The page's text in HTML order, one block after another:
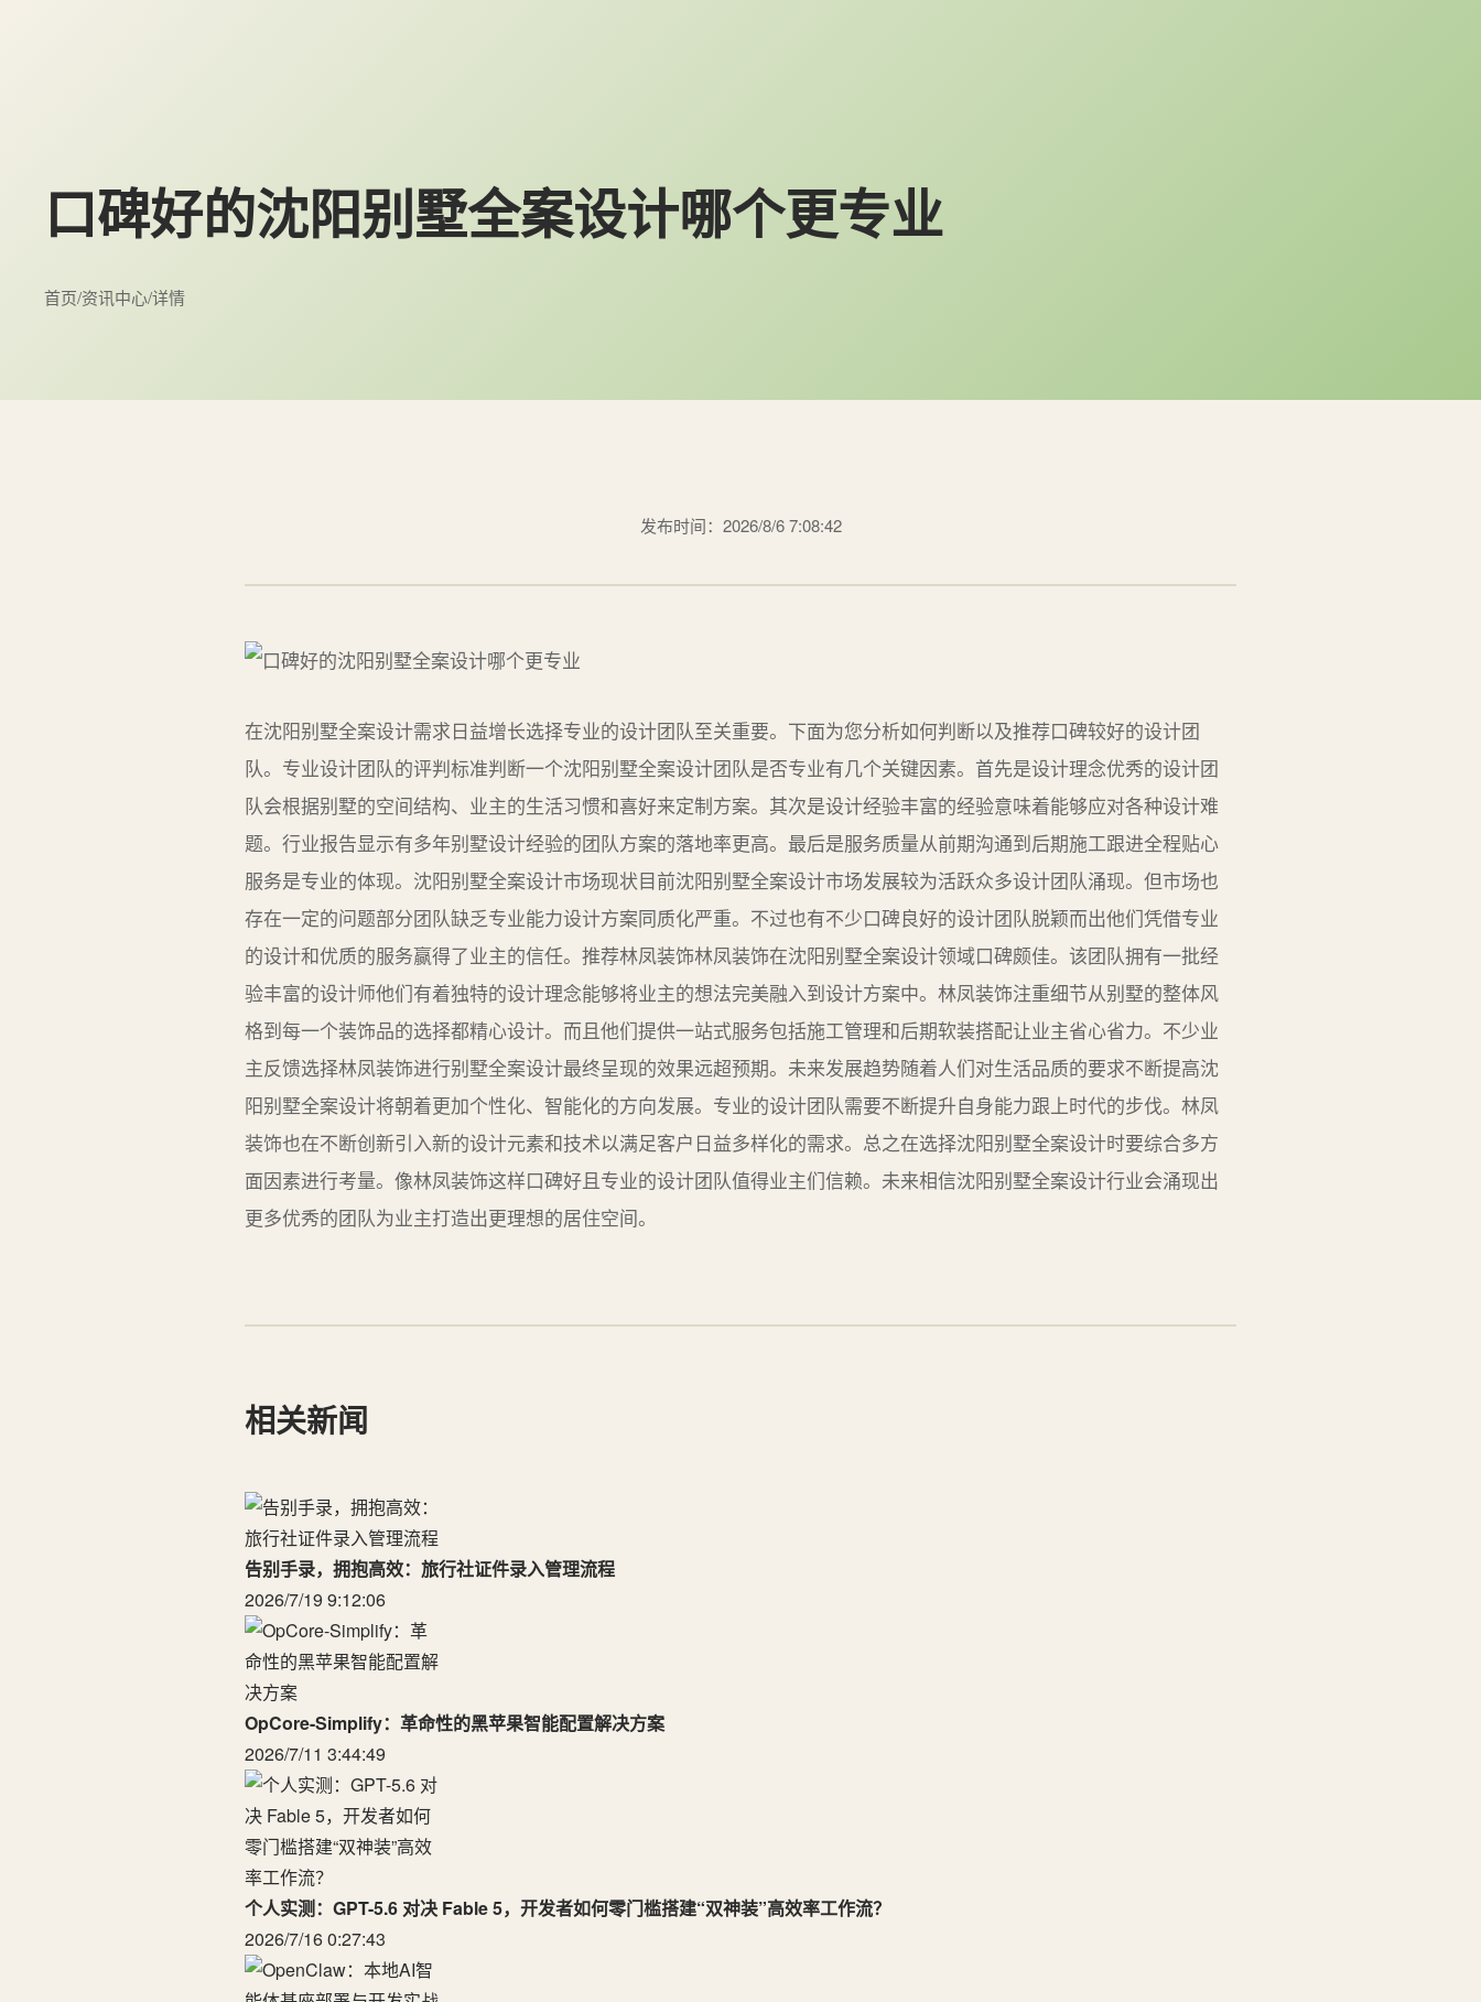
口碑好的沈阳别墅全案设计哪个更专业
首页/资讯中心/详情
发布时间：2026/8/6 7:08:42
在沈阳别墅全案设计需求日益增长选择专业的设计团队至关重要。下面为您分析如何判断以及推荐口碑较好的设计团
队。专业设计团队的评判标准判断一个沈阳别墅全案设计团队是否专业有几个关键因素。首先是设计理念优秀的设计团
队会根据别墅的空间结构、业主的生活习惯和喜好来定制方案。其次是设计经验丰富的经验意味着能够应对各种设计难
题。行业报告显示有多年别墅设计经验的团队方案的落地率更高。最后是服务质量从前期沟通到后期施工跟进全程贴心
服务是专业的体现。沈阳别墅全案设计市场现状目前沈阳别墅全案设计市场发展较为活跃众多设计团队涌现。但市场也
存在一定的问题部分团队缺乏专业能力设计方案同质化严重。不过也有不少口碑良好的设计团队脱颖而出他们凭借专业
的设计和优质的服务赢得了业主的信任。推荐林凤装饰林凤装饰在沈阳别墅全案设计领域口碑颇佳。该团队拥有一批经
验丰富的设计师他们有着独特的设计理念能够将业主的想法完美融入到设计方案中。林凤装饰注重细节从别墅的整体风
格到每一个装饰品的选择都精心设计。而且他们提供一站式服务包括施工管理和后期软装搭配让业主省心省力。不少业
主反馈选择林凤装饰进行别墅全案设计最终呈现的效果远超预期。未来发展趋势随着人们对生活品质的要求不断提高沈
阳别墅全案设计将朝着更加个性化、智能化的方向发展。专业的设计团队需要不断提升自身能力跟上时代的步伐。林凤
装饰也在不断创新引入新的设计元素和技术以满足客户日益多样化的需求。总之在选择沈阳别墅全案设计时要综合多方
面因素进行考量。像林凤装饰这样口碑好且专业的设计团队值得业主们信赖。未来相信沈阳别墅全案设计行业会涌现出
更多优秀的团队为业主打造出更理想的居住空间。
相关新闻
告别手录，拥抱高效：旅行社证件录入管理流程
2026/7/19 9:12:06
OpCore-Simplify：革命性的黑苹果智能配置解决方案
2026/7/11 3:44:49
个人实测：GPT-5.6 对决 Fable 5，开发者如何零门槛搭建“双神装”高效率工作流？
2026/7/16 0:27:43